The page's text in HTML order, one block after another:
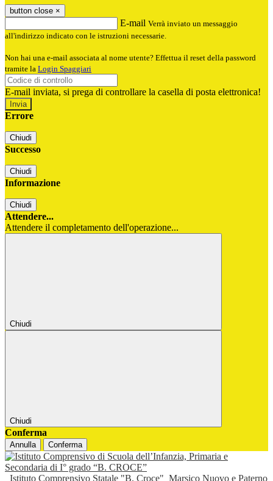
button close ×
E-mail Verrà inviato un messaggio
all'indirizzo indicato con le istruzioni necessarie.
Non hai una e-mail associata al nome utente? Effettua il reset della password
tramite la Login Spaggiari
E-mail inviata, si prega di controllare la casella di posta elettronica!
Errore
Chiudi
Successo
Chiudi
Informazione
Chiudi
Attendere...
Attendere il completamento dell'operazione...
Chiudi
Chiudi
Conferma
Annulla Conferma
Istituto Comprensivo Statale "B. Croce" Marsico Nuovo e Paterno